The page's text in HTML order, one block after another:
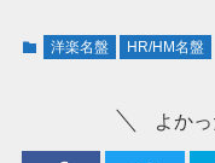
洋楽名盤 HR/HM名盤
よか